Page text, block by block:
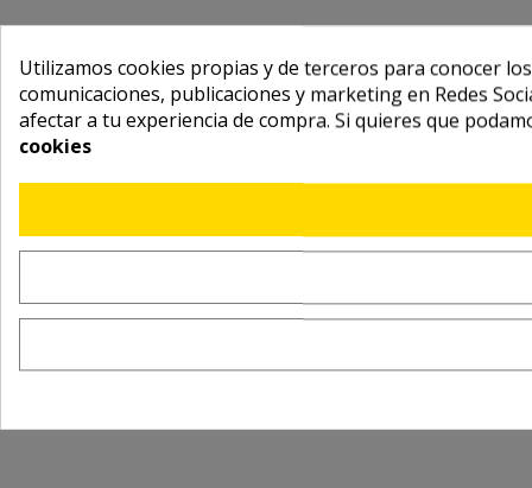
Utilizamos cookies propias y de terceros para conocer
comunicaciones, publicaciones y marketing en Redes
afectar a tu experiencia de compra. Si quieres que
cookies